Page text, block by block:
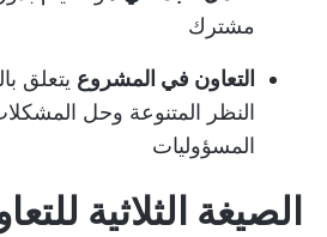
مشترك
التعاون في المشروع يتعلق
النظر المتنوعة وحل
المسؤوليات
الصيغة الثلاثية